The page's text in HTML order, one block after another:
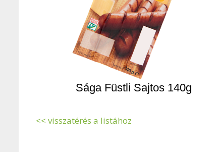
Sága Füstli Sajtos 140g
<< visszatérés a listához